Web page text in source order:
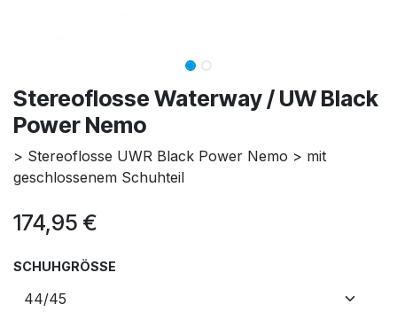
Stereoflosse Waterway / UW Black
Power Nemo
> Stereoflosse UWR Black Power Nemo > mit
geschlossenem Schuhteil
174,95 €
SCHUHGRÖSSE